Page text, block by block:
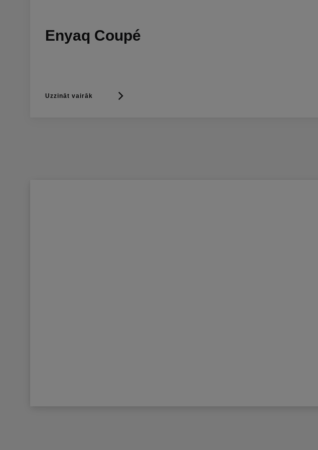
Enyaq Coupé
Uzzināt vairāk